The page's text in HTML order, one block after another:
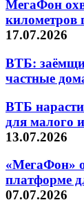
МегаФон
километров
17.07.2026
ВТБ:
частные
ВТБ
для малого
13.07.2026
«МегаФон»
платформе
07.07.2026